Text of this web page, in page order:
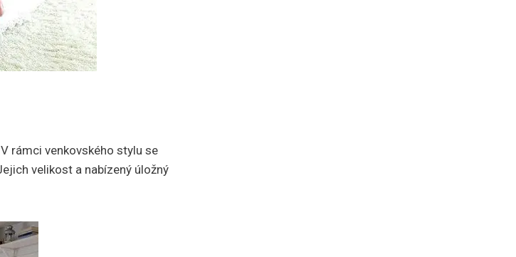
rámci venkovského stylu se
velikost a nabízený úložný